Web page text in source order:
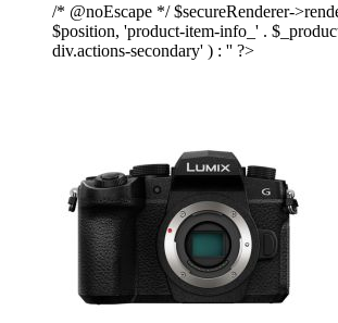
/* @noEscape */ $secureRenderer-
$position, 'product-item-info_' .
div.actions-secondary' ) : '' ?>